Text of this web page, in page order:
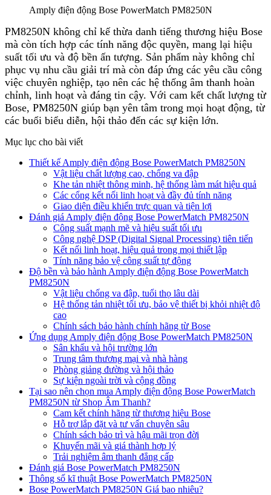
Amply điện động Bose PowerMatch PM8250N
PM8250N không chỉ kế thừa danh tiếng thương hiệu Bose
mà còn tích hợp các tính năng độc quyền, mang lại hiệu
suất tối ưu và độ bền ấn tượng. Sản phẩm này không chỉ
phục vụ nhu cầu giải trí mà còn đáp ứng các yêu cầu công
việc chuyên nghiệp, tạo nên các hệ thống âm thanh hoàn
chỉnh, linh hoạt và đáng tin cậy. Với cam kết chất lượng từ
Bose, PM8250N giúp bạn yên tâm trong mọi hoạt động, từ
các buổi biểu diễn, hội thảo đến các sự kiện lớn.
Mục lục cho bài viết
Thiết kế Amply điện động Bose PowerMatch PM8250N
Vật liệu chất lượng cao, chống va đập
Khe tản nhiệt thông minh, hệ thống làm mát hiệu quả
Các cổng kết nối linh hoạt và đầy đủ tính năng
Giao diện điều khiển trực quan và tiện lợi
Đánh giá Amply điện động Bose PowerMatch PM8250N
Công suất mạnh mẽ và hiệu suất tối ưu
Công nghệ DSP (Digital Signal Processing) tiên tiến
Kết nối linh hoạt, hiệu quả trong mọi thiết lập
Tính năng bảo vệ công suất tự động
Độ bền và bảo hành Amply điện động Bose PowerMatch
PM8250N
Vật liệu chống va đập, tuổi thọ lâu dài
Hệ thống tản nhiệt tối ưu, bảo vệ thiết bị khỏi nhiệt độ
cao
Chính sách bảo hành chính hãng từ Bose
Ứng dụng Amply điện động Bose PowerMatch PM8250N
Sân khấu và hội trường lớn
Trung tâm thương mại và nhà hàng
Phòng giảng đường và hội thảo
Sự kiện ngoài trời và cộng đồng
Tại sao nên chọn mua Amply điện động Bose PowerMatch
PM8250N từ Shop Âm Thanh?
Cam kết chính hãng từ thương hiệu Bose
Hỗ trợ lắp đặt và tư vấn chuyên sâu
Chính sách bảo trì và hậu mãi trọn đời
Khuyến mãi và giá thành hợp lý
Trải nghiệm âm thanh đẳng cấp
Đánh giá Bose PowerMatch PM8250N
Thông số kĩ thuật Bose PowerMatch PM8250N
Bose PowerMatch PM8250N Giá bao nhiêu?